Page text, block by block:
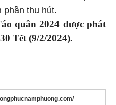
thu hút.
quân 2024 được phát
Tết (9/2/2024).